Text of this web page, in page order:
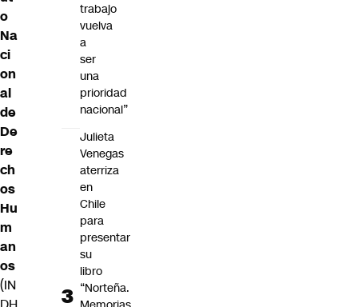
o
Na
ci
on
al
de
De
re
ch
os
Hu
m
an
os
(IN
trabajo
vuelva
a
ser
una
prioridad
nacional”
Julieta
Venegas
aterriza
en
Chile
para
presentar
su
libro
“Norteña.